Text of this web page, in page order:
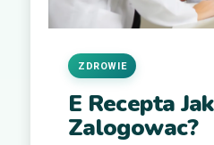
E Recepta
Zalogowac?
ZDROWIE